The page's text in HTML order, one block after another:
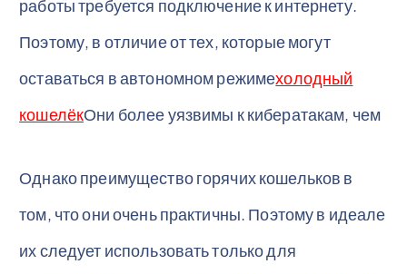
работы требуется подключение к интернету.
Поэтому, в отличие от тех, которые могут
оставаться в автономном режимехолодный
кошелёкОни более уязвимы к кибератакам, чем
Однако преимущество горячих кошельков в
том, что они очень практичны. Поэтому в идеале
их следует использовать только для